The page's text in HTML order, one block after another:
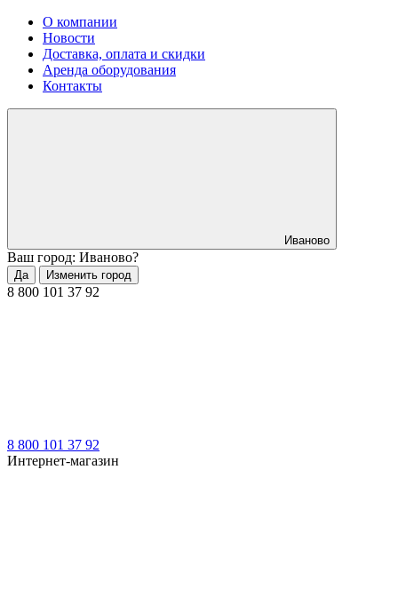
О компании
Новости
Доставка, оплата и скидки
Аренда оборудования
Контакты
Иваново
Ваш город: Иваново?
Да Изменить город
8 800 101 37 92
8 800 101 37 92
Интернет-магазин